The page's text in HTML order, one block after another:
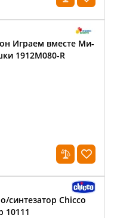
Играем вместе Ми-
1912M080-R
синтезатор Chicco
10111